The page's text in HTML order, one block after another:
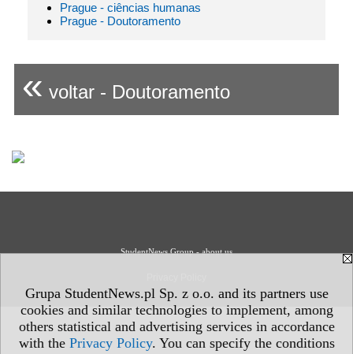
Grupa StudentNews.pl Sp. z o.o. and its partners use
cookies and similar technologies to implement, among
others statistical and advertising services in accordance
with the Privacy Policy. You can specify the conditions
Prague - ciências humanas
Prague - Doutoramento
« voltar - Doutoramento
StudentNews Group - about us